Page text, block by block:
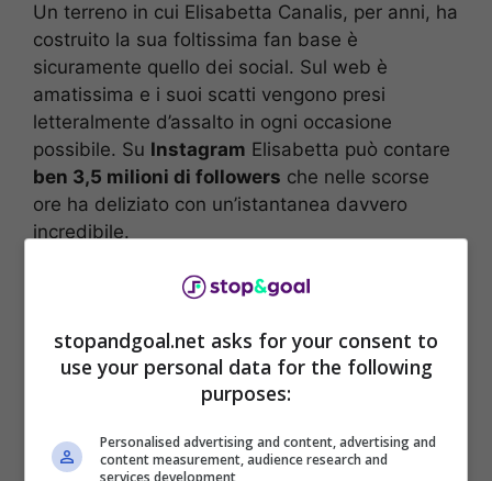
Un terreno in cui Elisabetta Canalis, per anni, ha
costruito la sua foltissima fan base è
sicuramente quello dei social. Sul web è
amatissima e i suoi scatti vengono presi
letteralmente d’assalto in ogni occasione
possibile. Su Instagram Elisabetta può contare
ben 3,5 milioni di followers che nelle scorse
ore ha deliziato con un’istantanea davvero
incredibile.
stopandgoal.net asks for your consent to
use your personal data for the following
purposes:
Personalised advertising and content, advertising and
content measurement, audience research and
services development